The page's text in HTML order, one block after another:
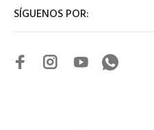
SÍGUENOS POR: